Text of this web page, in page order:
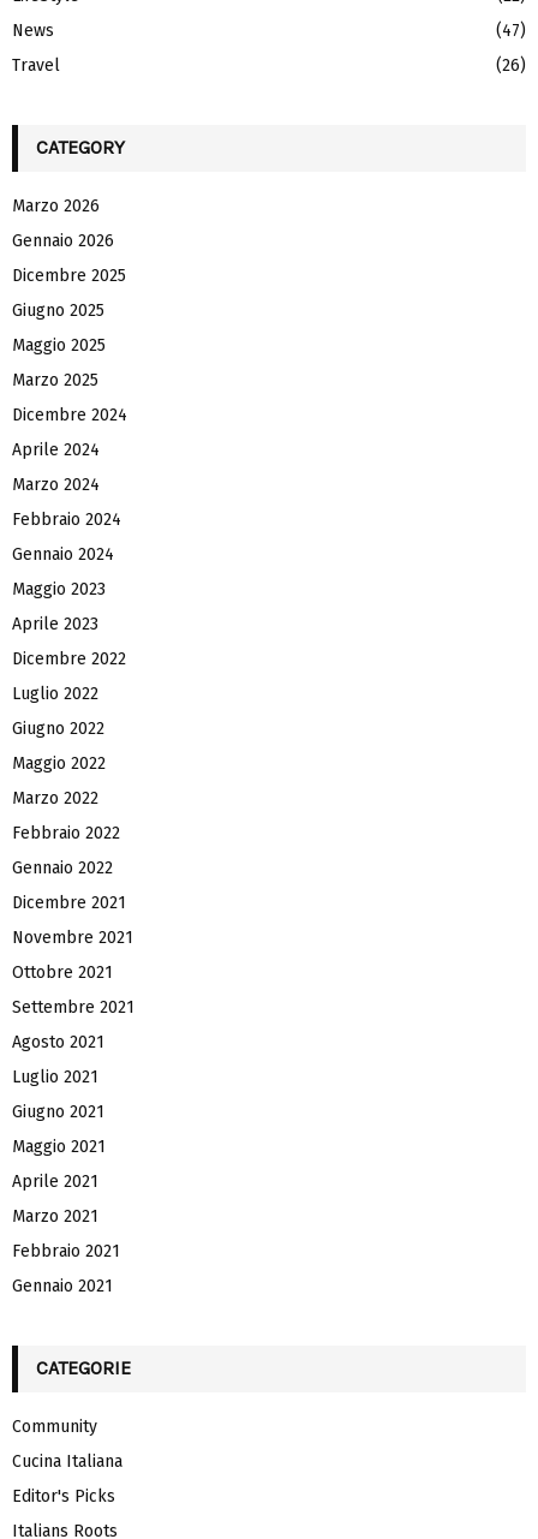
News
(47)
Travel
(26)
CATEGORY
Marzo 2026
Gennaio 2026
Dicembre 2025
Giugno 2025
Maggio 2025
Marzo 2025
Dicembre 2024
Aprile 2024
Marzo 2024
Febbraio 2024
Gennaio 2024
Maggio 2023
Aprile 2023
Dicembre 2022
Luglio 2022
Giugno 2022
Maggio 2022
Marzo 2022
Febbraio 2022
Gennaio 2022
Dicembre 2021
Novembre 2021
Ottobre 2021
Settembre 2021
Agosto 2021
Luglio 2021
Giugno 2021
Maggio 2021
Aprile 2021
Marzo 2021
Febbraio 2021
Gennaio 2021
CATEGORIE
Community
Cucina Italiana
Editor's Picks
Italians Roots